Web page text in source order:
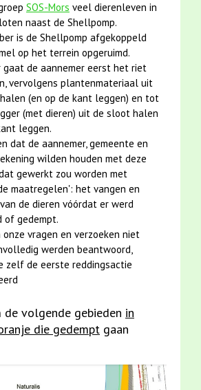
SOS-Mors veel dierenleven in
naast de Shellpomp.
is de Shellpomp afgekoppeld
op het terrein opgeruimd.
gaat de aannemer eerst het riet
vervolgens plantenmateriaal uit
(en op de kant leggen) en tot
(met dieren) uit de sloot halen
leggen.
dat de aannemer, gemeente en
wilden houden met deze
gewerkt zou worden met
maatregelen': het vangen en
de dieren vóórdat er werd
of gedempt.
onze vragen en verzoeken niet
werden beantwoord,
zelf de eerste reddingsactie
volgende gebieden in
die gedempt gaan